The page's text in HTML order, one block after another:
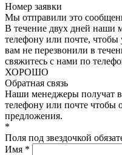
Номер заявки
Мы отправили это
В течение двух дней наши
телефону или почте, чтобы
вам не перезвонили в
свяжитесь с нами по
ХОРОШО
Обратная связь
Наши менеджеры получат
телефону или почте чтобы
предложения.
*
Поля под звездочкой
Имя *